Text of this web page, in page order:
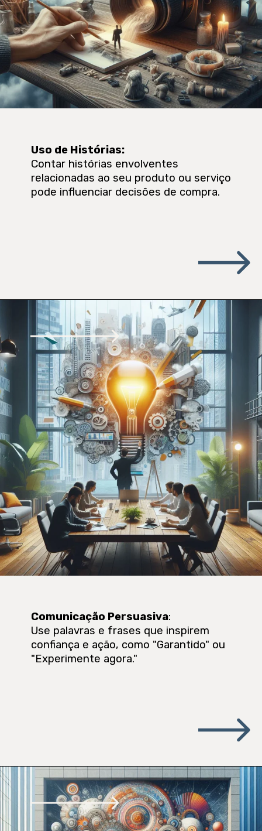
Uso de Histórias:
Contar histórias envolventes
relacionadas ao seu produto ou serviço
pode influenciar decisões de compra.
Comunicação Persuasiva:
Use palavras e frases que inspirem
confiança e ação, como "Garantido" ou
"Experimente agora."